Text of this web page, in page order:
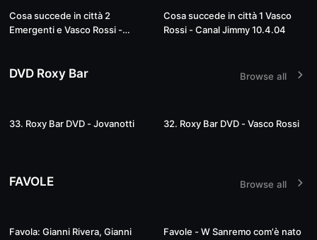
Cosa succede in città 2
Emergenti e Vasco Rossi -
32:13
Cosa succede in città 1 Vasco
Rossi - Canal Jimmy 10.4.04
DVD Roxy Bar Browse all
03:31:33
33. Roxy Bar DVD - Jovanotti 03:16:40
32. Roxy Bar DVD - Vasco Rossi
FAVOLE Browse all
09:14
Favola: Gianni Rivera, Gianni
17:31
Favole - W Sanremo com'è nato